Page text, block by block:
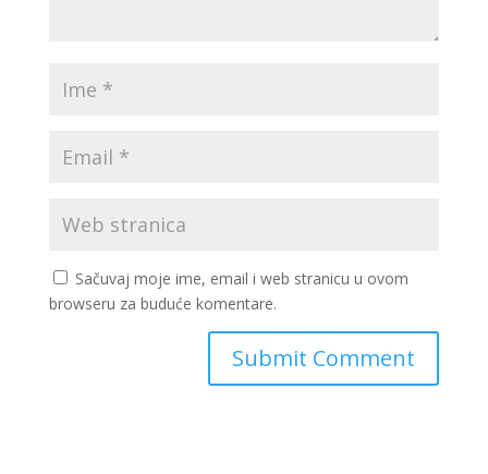
Sačuvaj moje ime, email i web stranicu u ovom
browseru za buduće komentare.